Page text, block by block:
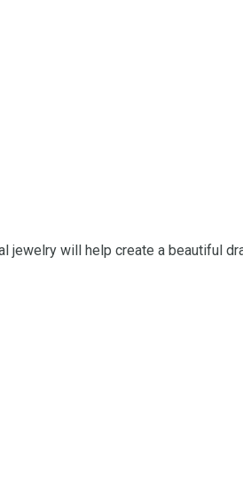
will help create a beautiful